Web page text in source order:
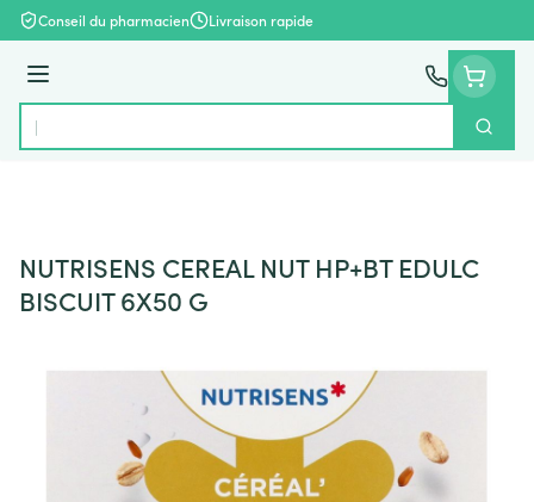
Aller au contenu
Conseil du pharmacien Livraison rapide
Menu
Rechercher
NUTRISENS CEREAL NUT HP+BT EDULC
BISCUIT 6X50 G